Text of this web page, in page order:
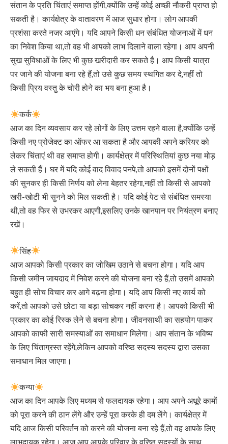
संतान के प्रति चिंताएं समाप्त होंगी,क्योंकि उन्हें कोई अच्छी नौकरी प्राप्त हो
सकती है। कार्यक्षेत्र के वातावरण में आज सुधार होगा। लोग आपकी
प्रशंसा करते नजर आएंगे। यदि आपने किसी धन संबंधित योजनाओं में धन
का निवेश किया था,तो वह भी आपको लाभ दिलाने वाला रहेगा। आप अपनी
सुख सुविधाओं के लिए भी कुछ खरीदारी कर सकते है। आप किसी यात्रा
पर जाने की योजना बना रहे हैं,तो उसे कुछ समय स्थगित कर दे,नहीं तो
किसी प्रिय वस्तु के चोरी होने का भय बना हुआ है।
कर्क
आज का दिन व्यवसाय कर रहे लोगों के लिए उत्तम रहने वाला है,क्योंकि उन्हें
किसी नए प्रोजेक्ट का ऑफर आ सकता है और आपकी अपने करियर को
लेकर चिंताएं थी वह समाप्त होगी। कार्यक्षेत्र में परिस्थितियां कुछ नया मोड़
ले सकती हैं। घर में यदि कोई वाद विवाद पनपे,तो आपको इसमें दोनों पक्षों
की सुनकर ही किसी निर्णय को लेना बेहतर रहेगा,नहीं तो किसी से आपको
खरी-खोटी भी सुनने को मिल सकती है। यदि कोई पेट से संबंधित समस्या
थी,तो वह फिर से उभरकर आएगी,इसलिए उनके खानपान पर नियंत्रण बनाए
रखें।
सिंह
आज आपको किसी प्रकार का जोखिम उठाने से बचना होगा। यदि आप
किसी जमीन जायदाद में निवेश करने की योजना बना रहे हैं,तो उसमें आपको
बहुत ही सोच विचार कर आगे बढ़ना होगा। यदि आप किसी नए कार्य को
करें,तो आपको उसे छोटा या बड़ा सोचकर नहीं करना है। आपको किसी भी
प्रकार का कोई रिस्क लेने से बचना होगा। जीवनसाथी का सहयोग पाकर
आपको काफी सारी समस्याओं का समाधान मिलेगा। आप संतान के भविष्य
के लिए चिंताग्रस्त रहेंगे,लेकिन आपको वरिष्ठ सदस्य सदस्य द्वारा उसका
समाधान मिल जाएगा।
कन्या
आज का दिन आपके लिए मध्यम से फलदायक रहेगा। आप अपने अधूरे कामों
को पूरा करने की ठान लेंगे और उन्हें पूरा करके ही दम लेंगे। कार्यक्षेत्र में
यदि आज किसी परिवर्तन को करने की योजना बना रहे हैं,तो वह आपके लिए